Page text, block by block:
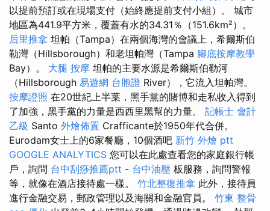
以提前預訂或在現場支付（始終應提前支付小組）。 城市
地區為441.9平方米，覆蓋有水的34.31％（151.6km²）。
后里推拿 坦帕（Tampa）在兩個海灣的會議上，希爾斯伯
勒灣（Hillsborough）和老坦帕灣（Tampa 腳底按摩教學
Bay）。 大腿 按摩 坦帕的主要水源是希爾斯伯勒河
（Hillsborough 易遊網 台胞證 River），它流入坦帕灣。
按摩證照 在20世紀上半葉，黑手黨的賭博和走私收入得到
了加強，黑手黨的力量是西西里黑幫的力量。 記帳士 會計
乙級 Santo 外燴佈置 Crafficante於1950年代合併。
Eurodam女士上的6家餐廳，10個酒吧 新竹 外燴 ptt
GOOGLE ANALYTICS 您可以在此處查看您的家庭銀行帳
戶，詢問 台中刮痧推薦ptt - 台中油壓 板服務，詢問警報
等，就像在酒店接待處一樣。 竹北整復推拿 此外，接待員
進行金融交易，郵政管理以及海關和金融官員。 竹東 整骨